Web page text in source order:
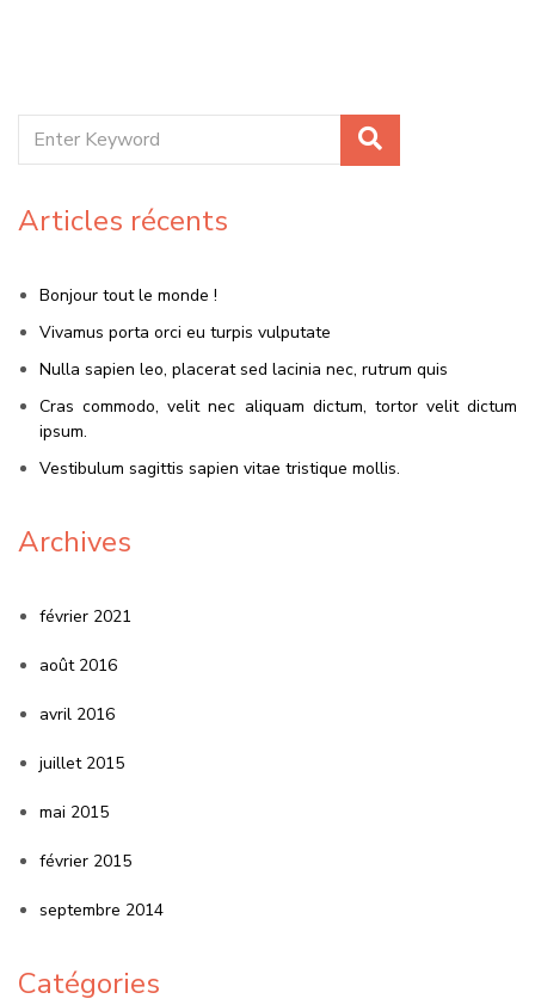
Articles récents
Bonjour tout le monde !
Vivamus porta orci eu turpis vulputate
Nulla sapien leo, placerat sed lacinia nec, rutrum quis
Cras commodo, velit nec aliquam dictum, tortor velit dictum
ipsum.
Vestibulum sagittis sapien vitae tristique mollis.
Archives
février 2021
août 2016
avril 2016
juillet 2015
mai 2015
février 2015
septembre 2014
Catégories